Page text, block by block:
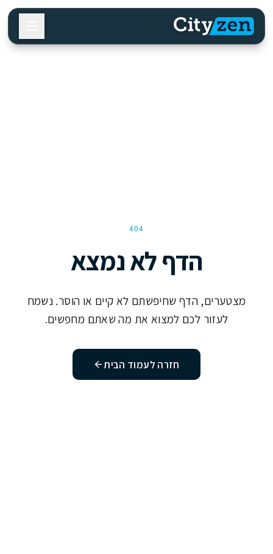
404
הדף לא נמצא
מצטערים, הדף שחיפשתם לא קיים או הוסר. נשמח
לעזור לכם למצוא את מה שאתם מחפשים.
חזרה לעמוד הבית